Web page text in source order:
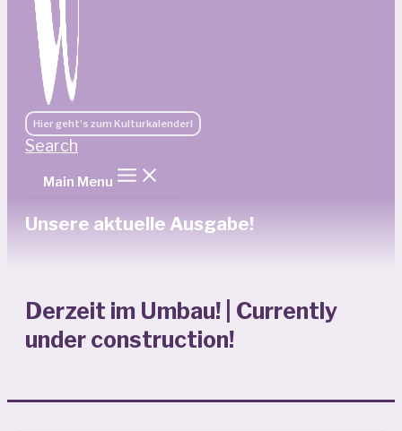
Hier geht's zum Kulturkalender!
Search
Main Menu
Unsere aktuelle Ausgabe!
Derzeit im Umbau! | Currently
under construction!